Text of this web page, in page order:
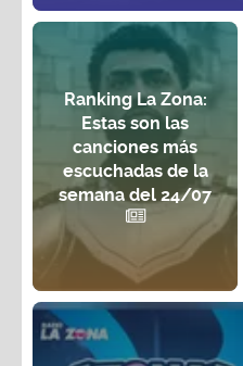
Ranking La Zona:
Estas son las
canciones más
escuchadas de la
semana del 24/07